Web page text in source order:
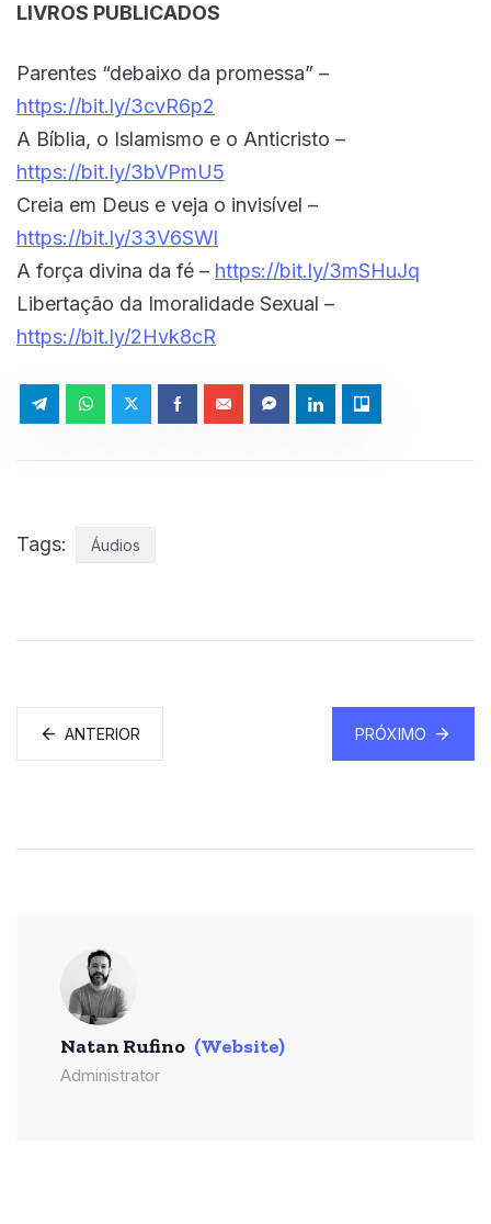
LIVROS PUBLICADOS
Parentes “debaixo da promessa” –
https://bit.ly/3cvR6p2
A Bíblia, o Islamismo e o Anticristo –
https://bit.ly/3bVPmU5
Creia em Deus e veja o invisível –
https://bit.ly/33V6SWl
A força divina da fé – https://bit.ly/3mSHuJq
Libertação da Imoralidade Sexual –
https://bit.ly/2Hvk8cR
Tags: Áudios
ANTERIOR PRÓXIMO
Natan Rufino (Website)
Administrator